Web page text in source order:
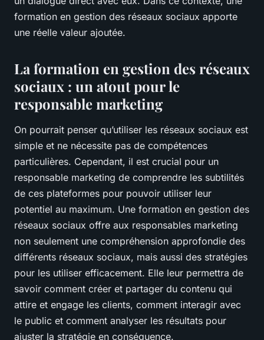
formation en gestion des réseaux sociaux apporte
une réelle valeur ajoutée.
La formation en gestion des réseaux
sociaux : un atout pour le
responsable marketing
On pourrait penser qu’utiliser les réseaux sociaux est
simple et ne nécessite pas de compétences
particulières. Cependant, il est crucial pour un
responsable marketing de comprendre les subtilités
de ces plateformes pour pouvoir utiliser leur
potentiel au maximum. Une formation en gestion des
réseaux sociaux offre aux responsables marketing
non seulement une compréhension approfondie des
différents réseaux sociaux, mais aussi des stratégies
pour les utiliser efficacement. Elle leur permettra de
savoir comment créer et partager du contenu qui
attire et engage les clients, comment interagir avec
le public et comment analyser les résultats pour
ajuster la stratégie en conséquence.